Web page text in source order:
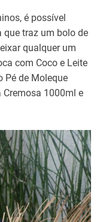
é possível
que traz um bolo de
qualquer um
com Coco e Leite
Pé de Moleque
Cremosa 1000ml e